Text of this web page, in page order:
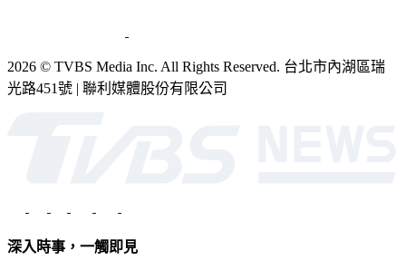
2026 © TVBS Media Inc. All Rights Reserved. 台北市內湖區瑞
光路451號 | 聯利媒體股份有限公司
深入時事，一觸即見